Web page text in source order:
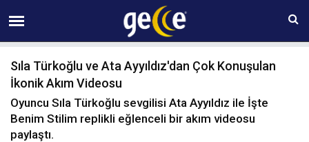
07 AĞUSTOS Cuma 21:35
Sıla Türkoğlu ve Ata Ayyıldız'dan Çok Konuşulan
İkonik Akım Videosu
Oyuncu Sıla Türkoğlu sevgilisi Ata Ayyıldız ile İşte
Benim Stilim replikli eğlenceli bir akım videosu
paylaştı.